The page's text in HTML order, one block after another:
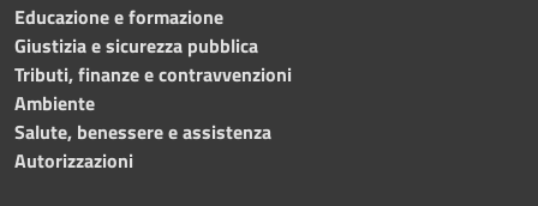
Educazione e formazione
Giustizia e sicurezza pubblica
Tributi, finanze e contravvenzioni
Ambiente
Salute, benessere e assistenza
Autorizzazioni